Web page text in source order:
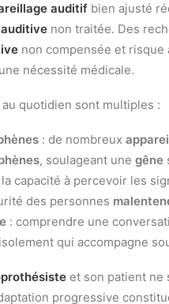
auditif bien ajusté
non traitée. Des
non compensée et risque
nécessité médicale.
quotidien sont multiples :
: de nombreux
, soulageant une gêne
la capacité à percevoir les
des personnes
: comprendre une
qui accompagne
et son patient ne
progressive